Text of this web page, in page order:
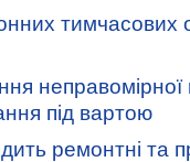
тимчасових
під вартою
ремонтні та